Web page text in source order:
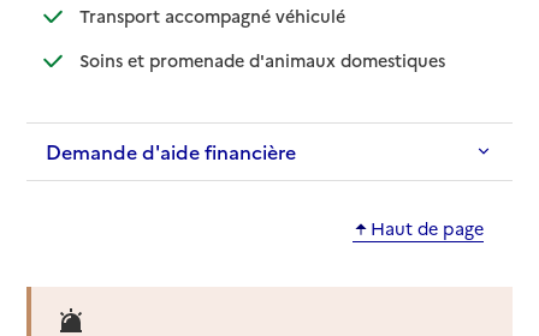
Transport accompagné véhiculé: disponible
: non disponible
Soins et promenade d'animaux domestiques: disponible
: non
Demande d'aide financière
Haut de page